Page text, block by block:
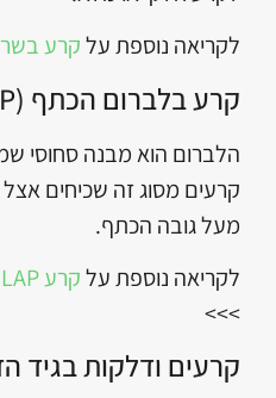
לקריאה נוספת עלקרע
קרע בלברום הכתף (SLAP)
הלברום הוא מבנה סחוסי
קרעים מסוג זה שכיחים
מעל גובה הכתף.
לקריאה נוספת עלקרע SLAP בכתף
>>>
קרעים ודלקות בגיד